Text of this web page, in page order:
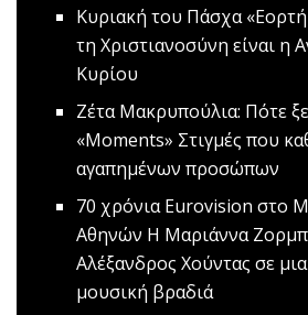
Kυριακή του Πάσχα
τη Χριστιανοσύνη είναι η
Κυρίου
Ζέτα Μακρυπούλια: Πότε
«Μοments» Στιγμές που
αγαπημένων προσώπων
70 χρόνια Eurovision στο
Αθηνών Η Μαριάννα
Αλέξανδρος Χούντας σε
μουσική βραδιά